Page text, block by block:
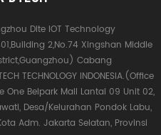
Dite IOT Technology
2,No.74 Xingshan Middle
Cabang
TECHNOLOGY INDONESIA.(Office
One Belpark Mall Lantai 09 Unit 02,
Desa/Kelurahan Pondok Labu,
Adm. Jakarta Selatan, Provinsi